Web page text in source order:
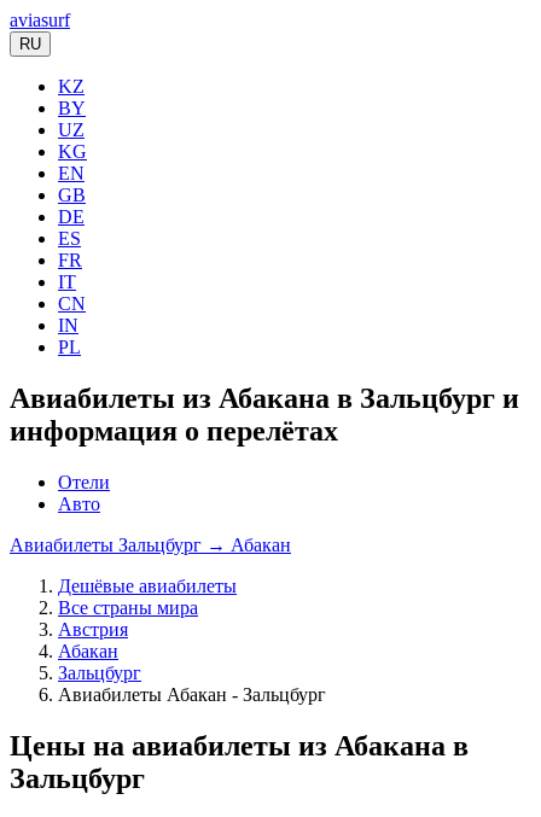
aviasurf
RU
KZ
BY
UZ
KG
EN
GB
DE
ES
FR
IT
CN
IN
PL
Авиабилеты из Абакана в Зальцбург и
информация о перелётах
Отели
Авто
Авиабилеты Зальцбург → Абакан
Дешёвые авиабилеты
Все страны мира
Австрия
Абакан
Зальцбург
Авиабилеты Абакан - Зальцбург
Цены на авиабилеты из Абакана в
Зальцбург